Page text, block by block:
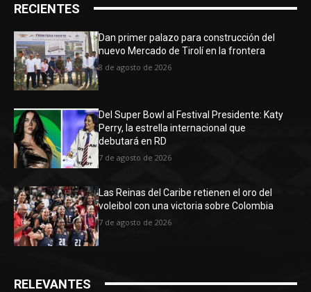
RECIENTES
Dan primer palazo para construcción del
nuevo Mercado de Tirolí en la frontera
8 de agosto de 2026
Del Super Bowl al Festival Presidente: Katy
Perry, la estrella internacional que
debutará en RD
7 de agosto de 2026
Las Reinas del Caribe retienen el oro del
voleibol con una victoria sobre Colombia
7 de agosto de 2026
RELEVANTES